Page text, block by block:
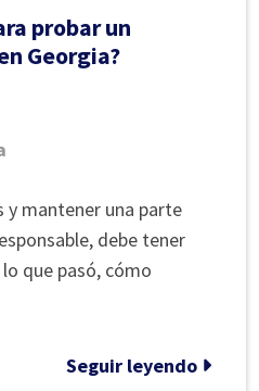
probar un
Georgia?
y mantener una parte
debe tener
que pasó, cómo
Seguir leyendo